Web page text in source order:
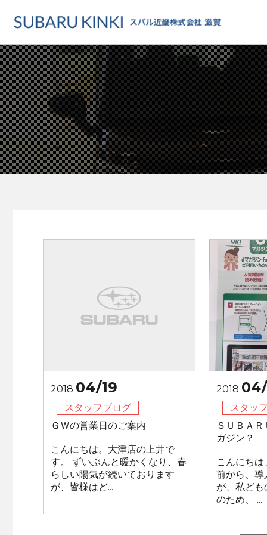
店舗情報 店
地域でさがす
地図でさがす
試乗車でさがす
カーラインアップ
カーラインアップ一覧
乗用車
軽自動車
メンテナンス・サー
メンテナンス・サービスト
車検・定期点検をする
カーケアをする
2018 04/19
スタッフブログ
ＧＷの営業日のご案内
こんにちは。大津店の上井で
す。 ずいぶんと暖かくなり、春
らしい陽気が続いております
が、皆様はど...
2018
スタッ
ＳＵＢＡ
ガジン？
こんにち
前から、導
が、私ど
のため、 ...